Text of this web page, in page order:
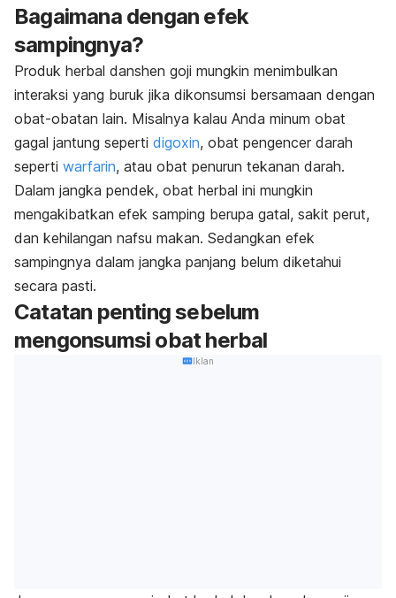
Bagaimana dengan efek
sampingnya?
Produk herbal danshen goji mungkin menimbulkan
interaksi yang buruk jika dikonsumsi bersamaan dengan
obat-obatan lain. Misalnya kalau Anda minum obat
gagal jantung seperti digoxin, obat pengencer darah
seperti warfarin, atau obat penurun tekanan darah.
Dalam jangka pendek, obat herbal ini mungkin
mengakibatkan efek samping berupa gatal, sakit perut,
dan kehilangan nafsu makan. Sedangkan efek
sampingnya dalam jangka panjang belum diketahui
secara pasti.
Catatan penting sebelum
mengonsumsi obat herbal
Iklan